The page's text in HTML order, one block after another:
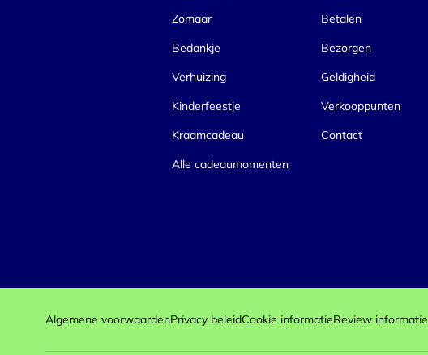
Zomaar
Bedankje
Verhuizing
Kinderfeestje
Kraamcadeau
Alle cadeaumomenten
Betalen
Bezorgen
Geldigheid
Verkooppunten
Contact
Algemene voorwaardenPrivacy beleidCookie informatieReview informatie